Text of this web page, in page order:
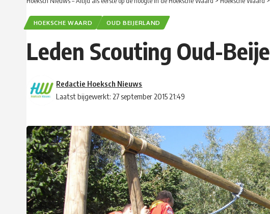
HOEKSCHE WAARD OUD BEIJERLAND
Leden Scouting Oud-
Laatst bijgewerkt: 27 september 2015 21:49
Redactie Hoeksch Nieuws